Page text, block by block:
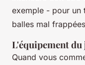
exemple - pour un
balles mal
L'équipement
Quand vous